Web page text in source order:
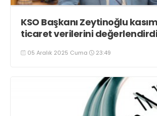
KSO Başkanı Zeytinoğlu kasım
ticaret verilerini değerlendirdi
05 Aralık 2025 Cuma 23:49